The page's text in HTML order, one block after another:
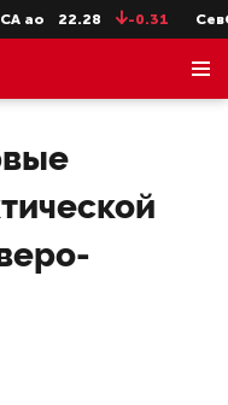
22.28 -0.31